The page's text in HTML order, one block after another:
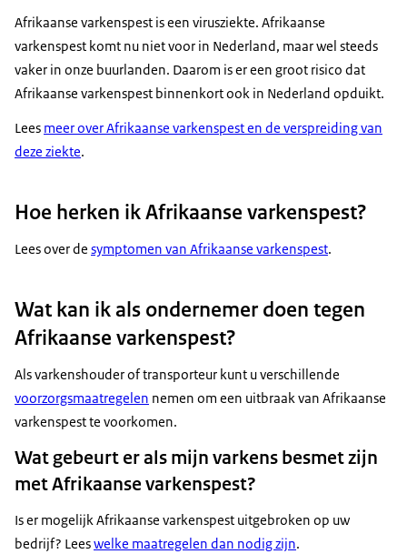
Afrikaanse varkenspest is een virusziekte. Afrikaanse
varkenspest komt nu niet voor in Nederland, maar wel steeds
vaker in onze buurlanden. Daarom is er een groot risico dat
Afrikaanse varkenspest binnenkort ook in Nederland opduikt.
Lees meer over Afrikaanse varkenspest en de verspreiding van
deze ziekte.
Hoe herken ik Afrikaanse varkenspest?
Lees over de symptomen van Afrikaanse varkenspest.
Wat kan ik als ondernemer doen tegen
Afrikaanse varkenspest?
Als varkenshouder of transporteur kunt u verschillende
voorzorgsmaatregelen nemen om een uitbraak van Afrikaanse
varkenspest te voorkomen.
Wat gebeurt er als mijn varkens besmet zijn
met Afrikaanse varkenspest?
Is er mogelijk Afrikaanse varkenspest uitgebroken op uw
bedrijf? Leeswelke maatregelen dan nodig zijn.